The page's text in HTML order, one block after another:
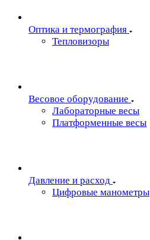
Oптика и термография
Тепловизоры
Весовое оборудование
Лабораторные весы
Платформенные весы
Давление и расход
Цифровые манометры